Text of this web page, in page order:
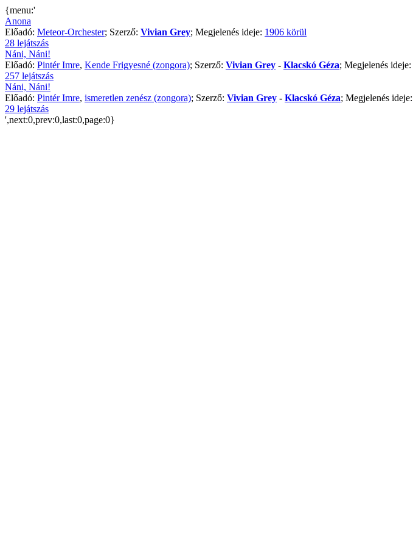
{menu:'
Anona
Előadó: Meteor-Orchester; Szerző: Vivian Grey; Megjelenés ideje: 1906 körül
28 lejátszás
Náni, Náni!
Előadó: Pintér Imre, Kende Frigyesné (zongora); Szerző: Vivian Grey - Klacskó Géza; Megjelenés ideje:
257 lejátszás
Náni, Náni!
Előadó: Pintér Imre, ismeretlen zenész (zongora); Szerző: Vivian Grey - Klacskó Géza; Megjelenés ideje:
29 lejátszás
',next:0,prev:0,last:0,page:0}